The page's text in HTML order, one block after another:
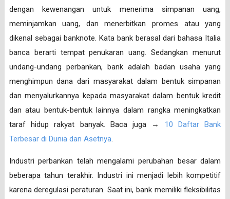
dengan kewenangan untuk menerima simpanan uang,
meminjamkan uang, dan menerbitkan promes atau yang
dikenal sebagai banknote. Kata bank berasal dari bahasa Italia
banca berarti tempat penukaran uang. Sedangkan menurut
undang-undang perbankan, bank adalah badan usaha yang
menghimpun dana dari masyarakat dalam bentuk simpanan
dan menyalurkannya kepada masyarakat dalam bentuk kredit
dan atau bentuk-bentuk lainnya dalam rangka meningkatkan
taraf hidup rakyat banyak. Baca juga → 10 Daftar Bank
Terbesar di Dunia dan Asetnya.
Industri perbankan telah mengalami perubahan besar dalam
beberapa tahun terakhir. Industri ini menjadi lebih kompetitif
karena deregulasi peraturan. Saat ini, bank memiliki fleksibilitas